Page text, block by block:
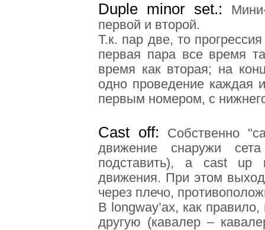
Duple minor set.:
первой и второй.
Т.к. пар две, то
первая пара все время
время как вторая; на
одно проведение каждая
первым номером, с
Cast off:
Собственно
движение снаружи
подставить), а cast
движения. При этом
через плечо,
В longway’ах, как
другую (кавалер –